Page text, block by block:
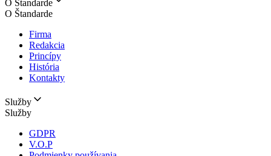
O Štandarde
O Štandarde
Firma
Redakcia
Princípy
História
Kontakty
Služby
Služby
GDPR
V.O.P